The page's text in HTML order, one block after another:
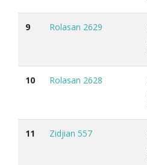
9 Rolasan 2629
10 Rolasan 2628
11 Zidjian 557